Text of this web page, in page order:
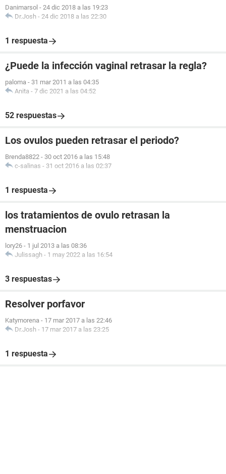
Danimarsol - 24 dic 2018 a las 19:23
Dr.Josh - 24 dic 2018 a las 22:30
1 respuesta
¿Puede la infección vaginal retrasar la regla?
paloma - 31 mar 2011 a las 04:35
Anita - 7 dic 2021 a las 04:52
52 respuestas
Los ovulos pueden retrasar el periodo?
Brenda8822 - 30 oct 2016 a las 15:48
c-salinas - 31 oct 2016 a las 02:37
1 respuesta
los tratamientos de ovulo retrasan la
menstruacion
lory26 - 1 jul 2013 a las 08:36
Julissagh - 1 may 2022 a las 16:54
3 respuestas
Resolver porfavor
Katymorena - 17 mar 2017 a las 22:46
Dr.Josh - 17 mar 2017 a las 23:25
1 respuesta